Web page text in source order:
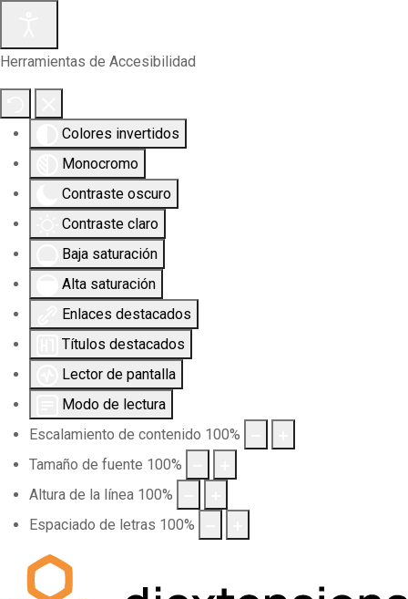
Herramientas de Accesibilidad
Colores invertidos
Monocromo
Contraste oscuro
Contraste claro
Baja saturación
Alta saturación
Enlaces destacados
Títulos destacados
Lector de pantalla
Modo de lectura
Escalamiento de contenido 100%
Tamaño de fuente 100%
Altura de la línea 100%
Espaciado de letras 100%